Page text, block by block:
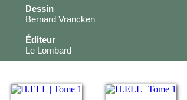
Dessin
Bernard Vrancken
Éditeur
Le Lombard